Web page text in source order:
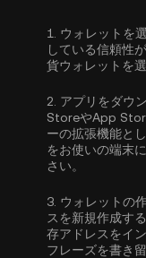
1. ウォレットを
している信頼性
貨ウォレットを選
2. アプリをダウ
StoreやApp
ーの拡張機能と
をお使いの端末
さい。
3. ウォレットの
スを新規作成す
存アドレスをイ
フレーズを書き